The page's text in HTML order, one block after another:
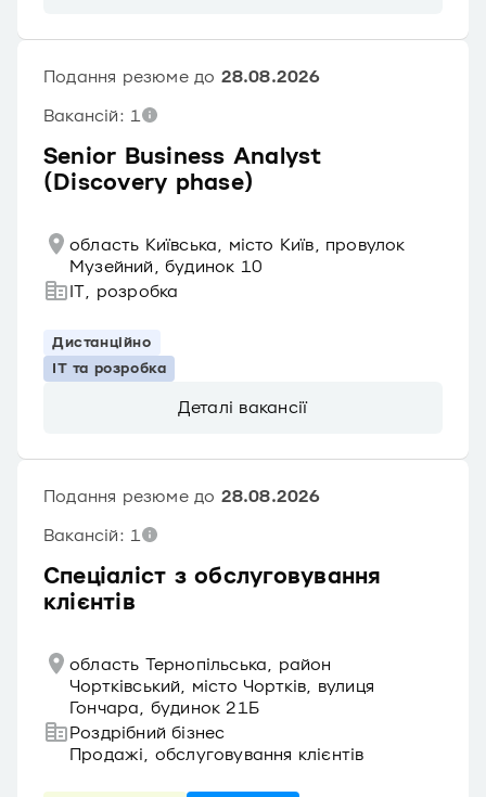
Senior Business Analyst
(Discovery phase)
Подання резюме до 28.08.2026
Вакансій: 1
область Київська, місто Київ, провулок
Музейний, будинок 10
IT, розробка
Дистанційно
IT та розробка
Деталі вакансії
Спеціаліст з обслуговування
клієнтів
Подання резюме до 28.08.2026
Вакансій: 1
область Тернопільська, район
Чортківський, місто Чортків, вулиця
Гончара, будинок 21Б
Роздрібний бізнес
Продажі, обслуговування клієнтів